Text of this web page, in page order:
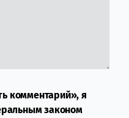
комментарий», я
законом